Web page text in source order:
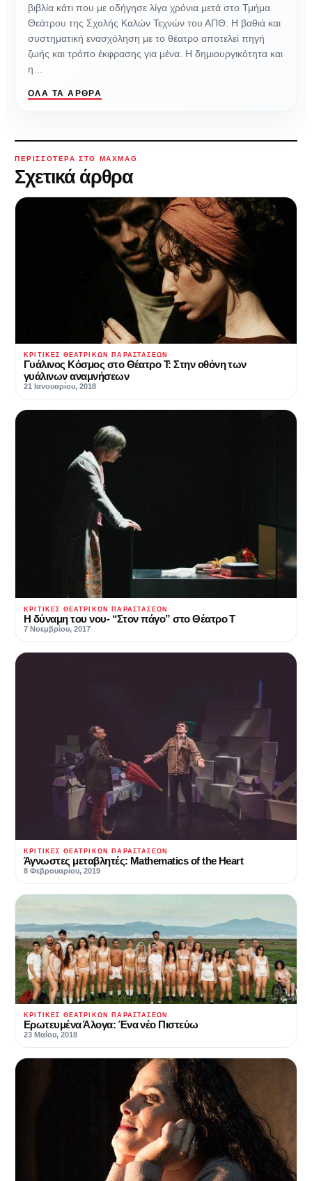
βιβλία κάτι που με οδήγησε λίγα χρόνια μετά στο Τμήμα
Θεάτρου της Σχολής Καλών Τεχνών του ΑΠΘ. Η βαθιά και
συστηματική ενασχόληση με το θέατρο αποτελεί πηγή
ζωής και τρόπο έκφρασης για μένα. Η δημιουργικότητα και
η…
ΌΛΑ ΤΑ ΆΡΘΡΑ
ΠΕΡΙΣΣΌΤΕΡΑ ΣΤΟ MAXMAG
Σχετικά άρθρα
ΚΡΙΤΙΚΈΣ ΘΕΑΤΡΙΚΏΝ ΠΑΡΑΣΤΆΣΕΩΝ
Γυάλινος Κόσμος στο Θέατρο Τ: Στην οθόνη των
γυάλινων αναμνήσεων
21 Ιανουαρίου, 2018
ΚΡΙΤΙΚΈΣ ΘΕΑΤΡΙΚΏΝ ΠΑΡΑΣΤΆΣΕΩΝ
Η δύναμη του νου- “Στον πάγο” στο Θέατρο Τ
7 Νοεμβρίου, 2017
ΚΡΙΤΙΚΈΣ ΘΕΑΤΡΙΚΏΝ ΠΑΡΑΣΤΆΣΕΩΝ
Άγνωστες μεταβλητές: Mathematics of the Heart
8 Φεβρουαρίου, 2019
ΚΡΙΤΙΚΈΣ ΘΕΑΤΡΙΚΏΝ ΠΑΡΑΣΤΆΣΕΩΝ
Ερωτευμένα Άλογα: Ένα νέο Πιστεύω
23 Μαΐου, 2018